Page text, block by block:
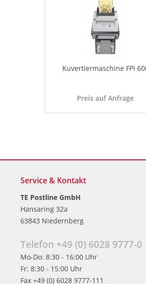
Kuvertiermaschine FPi
Preis auf Anfrage
Service & Kontakt
TE Postline GmbH
Hansaring 32a
63843 Niedernberg
Telefon +49 (0) 6028 9777-0
Mo-Do: 8:30 - 16:00 Uhr
Fr: 8:30 - 15:00 Uhr
Fax +49 (0) 6028 9777-111